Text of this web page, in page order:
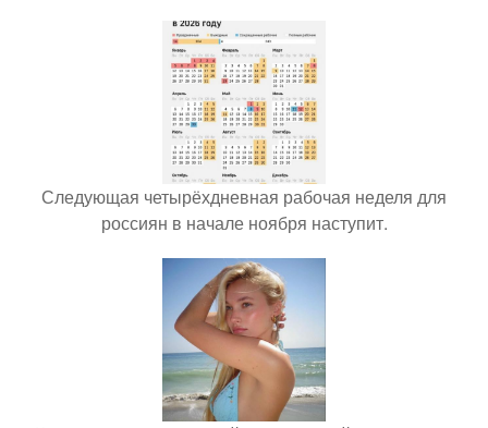
Следующая четырёхдневная рабочая неделя для
россиян в начале ноября наступит.